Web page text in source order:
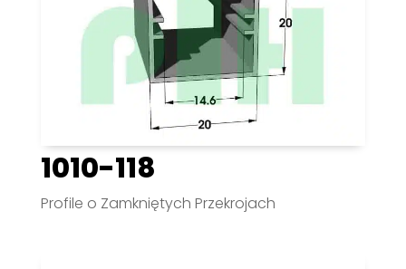
1010-118
Profile o Zamkniętych Przekrojach